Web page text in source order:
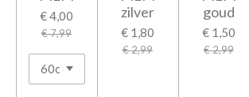
€ 4,00
€ 7,99
zilver
€ 1,80
€ 2,99
goud
€ 1,50
€ 2,99